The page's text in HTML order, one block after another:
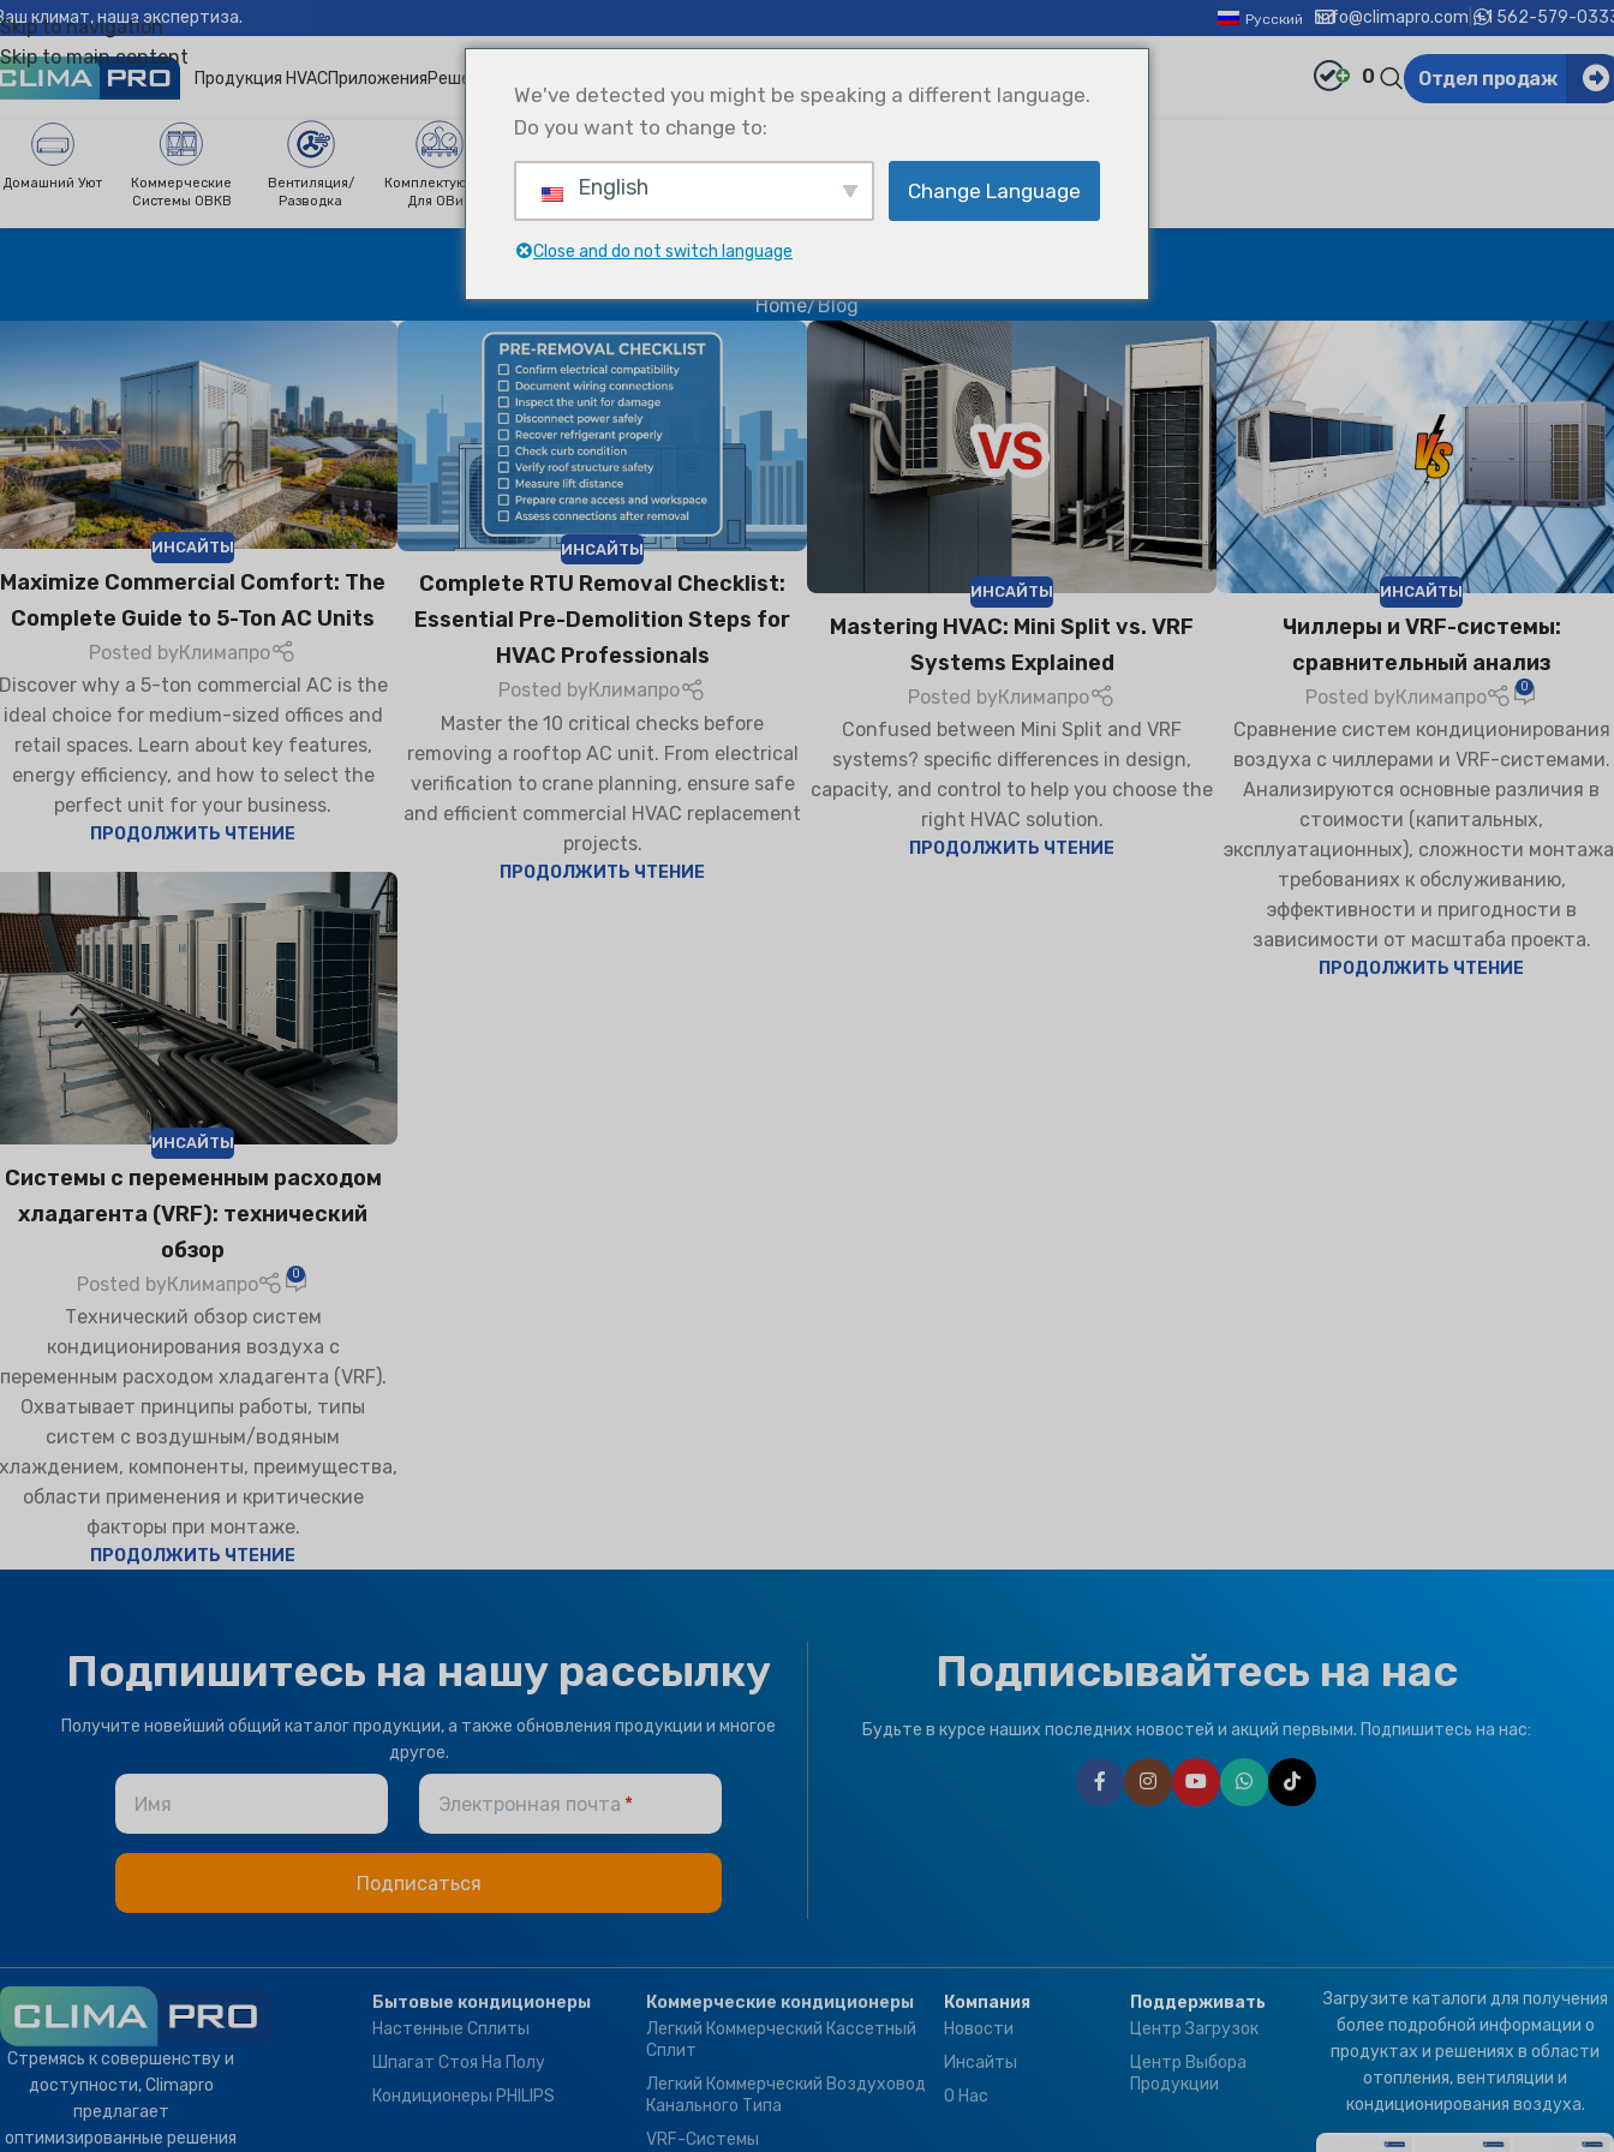
Skip to navigation
Skip to main content
климат, наша экспертиза. Русский info@climapro.com +1 562-579-
Продукция HVAC
БЫТОВЫЕ
КОНДИЦИОНЕРЫ
Настенный сплит
Напольный сплит
ОЧИСТИТЕЛЬ ВОЗДУХА ОСУШИТЕЛЬ ВОЗДУХА
БЫТОВОЙ
ИСПАРИТЕЛЬНЫЙ
ОХЛАДИТЕЛЬ ВОЗДУХА
ПриложенияРешения 0 Отдел продаж
Домашний Уют
Коммерческие
Системы ОВКВ
Вентиляция/
Разводка
Комплектующие
Для ОВиК
Охлаждение
Энергии
Выбор Продукции
Blog
Home Blog
ИНСАЙТЫ
Maximize Commercial Comfort: The
Complete Guide to 5-Ton AC Units
Posted byКлимапро
why a 5-ton commercial AC is the
ideal choice for medium-sized offices and
retail spaces. Learn about key features,
energy efficiency, and how to select the
perfect unit for your business.
ПРОДОЛЖИТЬ ЧТЕНИЕ
ИНСАЙТЫ
Complete RTU Removal Checklist:
Essential Pre-Demolition Steps for
HVAC Professionals
Posted byКлимапро
Master the 10 critical checks before
removing a rooftop AC unit. From electrical
verification to crane planning, ensure safe
and efficient commercial HVAC replacement
projects.
ПРОДОЛЖИТЬ ЧТЕНИЕ
ИНСАЙТЫ
Mastering HVAC: Mini Split vs. VRF
Systems Explained
Posted byКлимапро
Confused between Mini Split and VRF
systems? specific differences in design,
capacity, and control to help you choose the
right HVAC solution.
ПРОДОЛЖИТЬ ЧТЕНИЕ
ИНСАЙТЫ
Чиллеры и VRF-системы:
сравнительный анализ
Posted byКлимапро 0
Сравнение систем кондиционирования
воздуха с чиллерами и VRF-системами.
Анализируются основные различия в
стоимости (капитальных,
эксплуатационных), сложности
требованиях к обслуживанию,
эффективности и пригодности в
зависимости от масштаба проекта.
ПРОДОЛЖИТЬ ЧТЕНИЕ
ИНСАЙТЫ
Системы с переменным расходом
хладагента (VRF): технический
обзор
Posted byКлимапро 0
Технический обзор систем
кондиционирования воздуха с
переменным расходом хладагента (VRF).
Охватывает принципы работы, типы
систем с воздушным/водяным
компоненты, преимущества,
области применения и критические
факторы при монтаже.
ПРОДОЛЖИТЬ ЧТЕНИЕ
Подпишитесь на нашу рассылку
Получите новейший общий каталог продукции, а также обновления продукции и многое
другое.
Имя Электронная почта
Подписывайтесь на нас
Будьте в курсе наших последних новостей и акций первыми. Подпишитесь на нас:
Стремясь к совершенству и
доступности, Climapro
предлагает
оптимизированные решения
Бытовые кондиционеры
Настенные Сплиты
Шпагат Стоя На Полу
Кондиционеры PHILIPS
Коммерческие кондиционеры
Легкий Коммерческий Кассетный
Сплит
Легкий Коммерческий Воздуховод
Канального Типа
VRF-Системы
Компания
Новости
Инсайты
О Нас
Поддерживать
Центр Загрузок
Центр Выбора
Продукции
Загрузите каталоги для получения
более подробной информации о
продуктах и решениях в области
отопления, вентиляции и
кондиционирования воздуха.
We've detected you might be speaking a different language.
Do you want to change to:
English Change Language
Close and do not switch language